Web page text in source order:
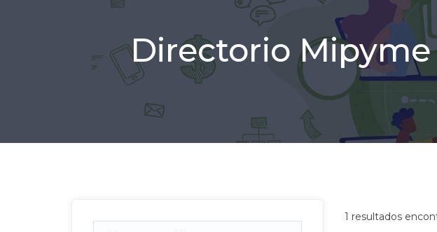
Directorio Mipyme
1 resultados